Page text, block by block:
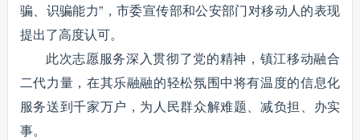
骗、识骗能力”，市委宣传部和公安部门对移动人的表现
提出了高度认可。
此次志愿服务深入贯彻了党的精神，镇江移动融合
二代力量，在其乐融融的轻松氛围中将有温度的信息化
服务送到千家万户，为人民群众解难题、减负担、办实
事。